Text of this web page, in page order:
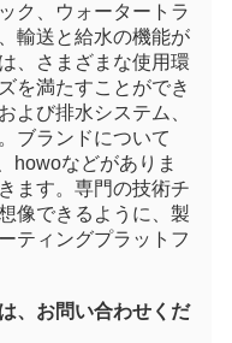
ク、ウォータートラ
輸送と給水の機能が
、さまざまな使用環
を満たすことができ
よび排水システム、
ブランドについて
howoなどがありま
ます。専門の技術チ
像できるように、製
ティングプラットフ
、お問い合わせくだ